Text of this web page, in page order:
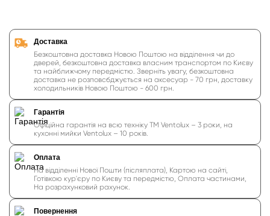
Доставка
Безкоштовна доставка Новою Поштою на відділення чи до
дверей, безкоштовна доставка власним транспортом по Києву
та найближчому передмістю. Зверніть увагу, безкоштовна
доставка не розповсбджується на аксесуар - 70 грн, доставку
холодильників Новою Поштою - 600 грн.
Гарантія
Офіційна гарантія на всю техніку ТМ Ventolux – 3 роки, на
кухонні мийки Ventolux – 10 років.
Оплата
На відділенні Нової Пошти (післяплата), Картою на сайті,
Готівкою кур'єру по Києву та передмістю, Оплата частинами,
На розрахунковий рахунок.
Повернення